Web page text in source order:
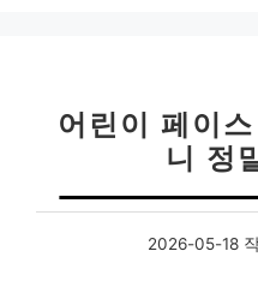
어린이 페이
니 정
2026-05-18